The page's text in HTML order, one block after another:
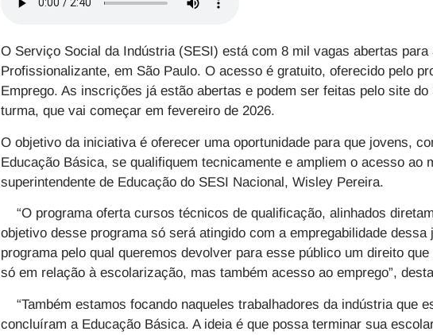
O Serviço Social da Indústria (SESI) está com 8 mil vagas abertas para
Profissionalizante, em São Paulo. O acesso é gratuito, oferecido pelo
Emprego. As inscrições já estão abertas e podem ser feitas pelo site
turma, que vai começar em fevereiro de 2026.
O objetivo da iniciativa é oferecer uma oportunidade para que jovens,
Educação Básica, se qualifiquem tecnicamente e ampliem o acesso ao
superintendente de Educação do SESI Nacional, Wisley Pereira.
“O programa oferta cursos técnicos de qualificação, alinhados
objetivo desse programa só será atingido com a empregabilidade dessa
programa pelo qual queremos devolver para esse público um direito
só em relação à escolarização, mas também acesso ao emprego”,
“Também estamos focando naqueles trabalhadores da indústria que
concluíram a Educação Básica. A ideia é que possa terminar sua